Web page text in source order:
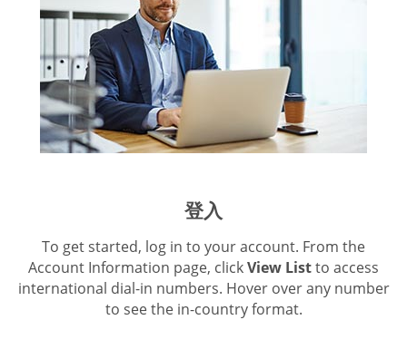
登入
To get started, log in to your account. From the
Account Information page, clickView Listto access
international dial-in numbers. Hover over any number
to see the in-country format.